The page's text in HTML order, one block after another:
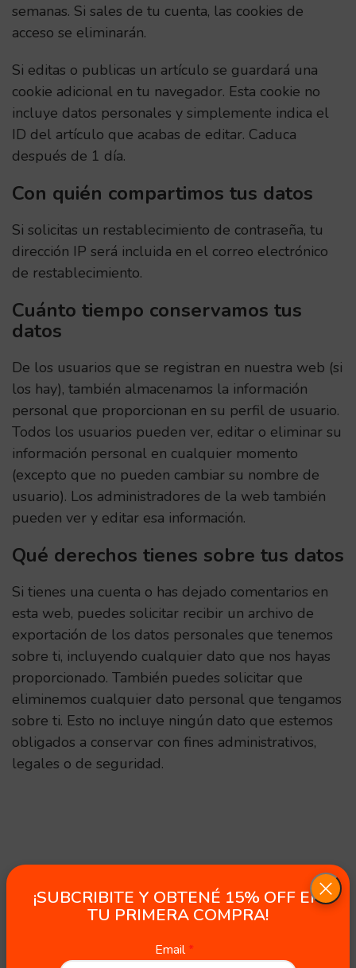
¡SUBCRIBITE Y OBTENÉ 15% OFF EN
TU PRIMERA COMPRA!
Email
semanas. Si sales de tu cuenta, las cookies de
acceso se eliminarán.
Si editas o publicas un artículo se guardará una
cookie adicional en tu navegador. Esta cookie no
incluye datos personales y simplemente indica el
ID del artículo que acabas de editar. Caduca
después de 1 día.
Con quién compartimos tus datos
Si solicitas un restablecimiento de contraseña, tu
dirección IP será incluida en el correo electrónico
de restablecimiento.
Cuánto tiempo conservamos tus
datos
De los usuarios que se registran en nuestra web (si
los hay), también almacenamos la información
personal que proporcionan en su perfil de usuario.
Todos los usuarios pueden ver, editar o eliminar su
información personal en cualquier momento
(excepto que no pueden cambiar su nombre de
usuario). Los administradores de la web también
pueden ver y editar esa información.
Qué derechos tienes sobre tus datos
Si tienes una cuenta o has dejado comentarios en
esta web, puedes solicitar recibir un archivo de
exportación de los datos personales que tenemos
sobre ti, incluyendo cualquier dato que nos hayas
proporcionado. También puedes solicitar que
eliminemos cualquier dato personal que tengamos
sobre ti. Esto no incluye ningún dato que estemos
obligados a conservar con fines administrativos,
legales o de seguridad.